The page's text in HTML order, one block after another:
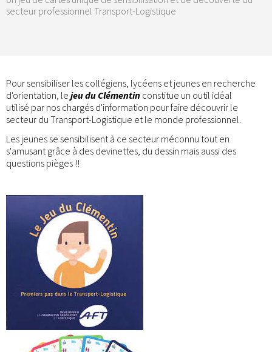
secteur professionnel Transport-Logistique
Pour sensibiliser les collégiens, lycéens et jeunes en recherche
d'orientation, le jeu du Clémentin constitue un outil idéal
utilisé par nos chargés d'information pour faire découvrir le
secteur du Transport-Logistique et le monde professionnel.
Les jeunes se sensibilisent à ce secteur méconnu tout en
s'amusant grâce à des devinettes, du dessin mais aussi des
questions pièges !!